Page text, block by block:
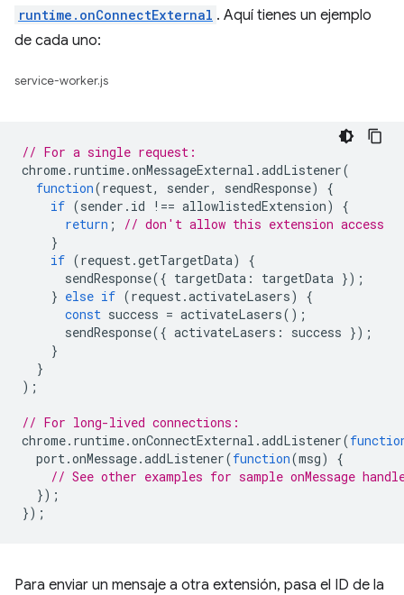
runtime.onConnectExternal . Aquí tienes un ejemplo
de cada uno:
service-worker.js
// For a single request:
chrome. runtime.onMessageExternal .addListener(
function(request, sender, sendResponse)
{
if (sender . id !== allowlistedExtension)
{
return ;
// don't allow this extension access
}
if (request.getTargetData)
{
sendResponse({ targetData : targetData });
} else if (request.activateLasers)
{
const success = activateLasers();
sendResponse({ activateLasers : success });
}
}
);
// For long-lived connections:
chrome. runtime.onConnectExternal .addListener(
port.onMessage.addListener(function(msg)
{
// See other examples for sample onMessage
});
});
Para enviar un mensaje a otra extensión, pasa el ID de la